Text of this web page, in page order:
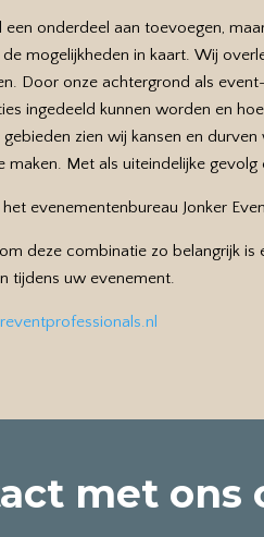
onderdeel aan toevoegen,
mogelijkheden in kaart. Wij
Door onze achtergrond als
ingedeeld kunnen worden en
zien wij kansen en durven
Met als uiteindelijke gevolg
evenementenbureau Jonker
deze combinatie zo belangrijk is
tijdens uw evenement.
met ons